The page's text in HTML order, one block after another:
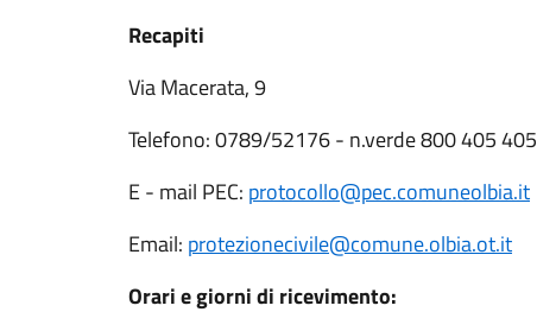
Recapiti
Via Macerata, 9
Telefono: 0789/52176 - n.verde 800 405 405
E - mail PEC: protocollo@pec.comuneolbia.it
Email: protezionecivile@comune.olbia.ot.it
Orari e giorni di ricevimento: